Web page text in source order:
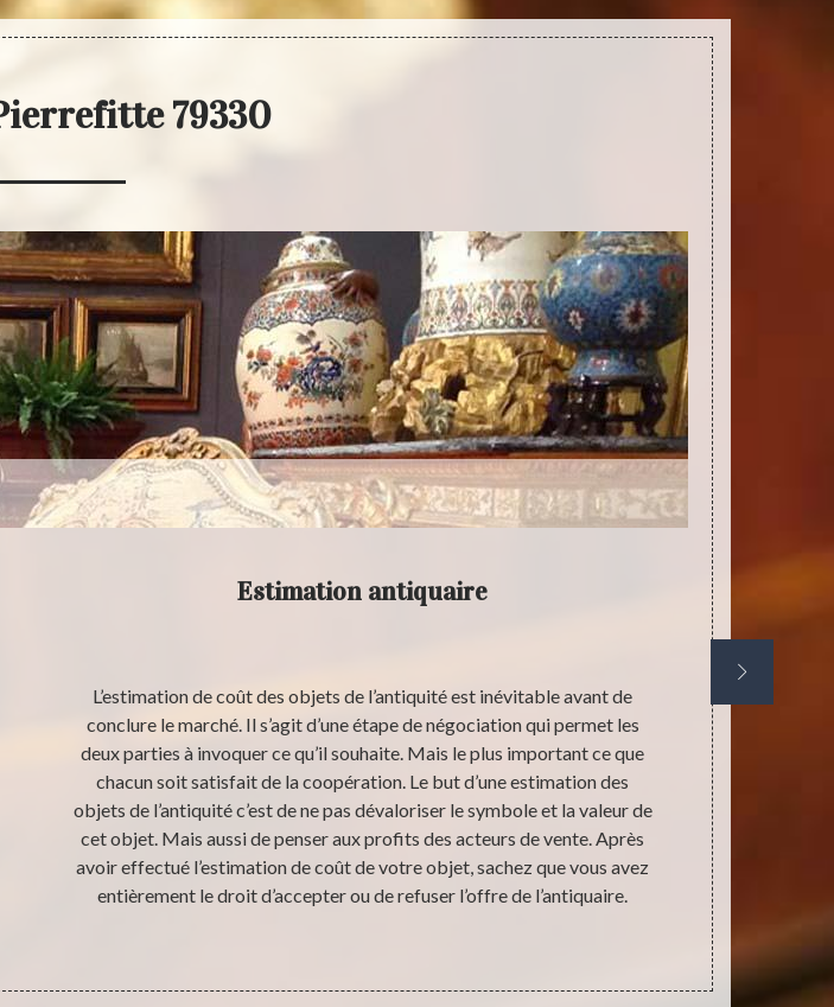
79330
Estimation antiquaire
L’estimation de coût des objets de l’antiquité est inévitable avant de
conclure le marché. Il s’agit d’une étape de négociation qui permet les
deux parties à invoquer ce qu’il souhaite. Mais le plus important ce que
chacun soit satisfait de la coopération. Le but d’une estimation des
objets de l’antiquité c’est de ne pas dévaloriser le symbole et la valeur de
cet objet. Mais aussi de penser aux profits des acteurs de vente. Après
avoir effectué l’estimation de coût de votre objet, sachez que vous avez
entièrement le droit d’accepter ou de refuser l’offre de l’antiquaire.